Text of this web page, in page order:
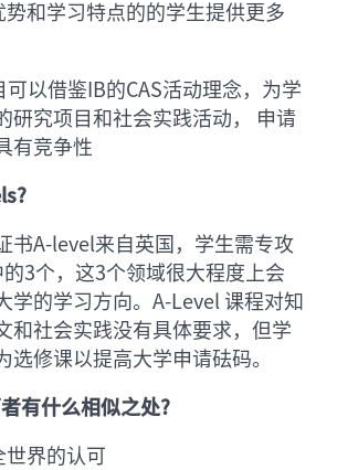
和学习特点的的学生提供更多
以借鉴IB的CAS活动理念，为学
研究项目和社会实践活动， 申请
有竞争性
书A-level来自英国，学生需专攻
3个，这3个领域很大程度上会
学的学习方向。A-Level 课程对知
和社会实践没有具体要求，但学
选修课以提高大学申请砝码。
有什么相似之处?
界的认可